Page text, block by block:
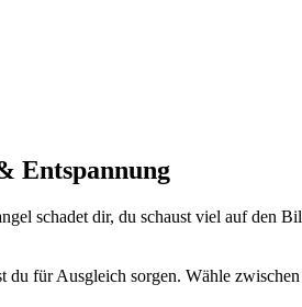
Entspannung
schadet dir, du schaust viel auf den
du für Ausgleich sorgen. Wähle